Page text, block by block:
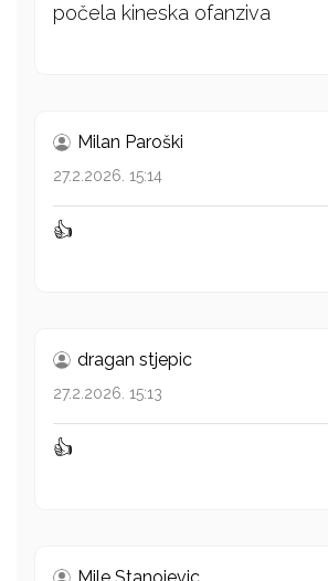
počela kineska ofanziva
Milan Paroški
27.2.2026. 15:14
👍
dragan stjepic
27.2.2026. 15:13
👍